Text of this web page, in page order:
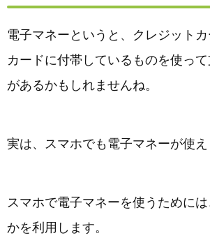
電子マネーというと、クレジット
カードに付帯しているものを使っ
があるかもしれませんね。
実は、スマホでも電子マネーが使え
スマホで電子マネーを使うために
かを利用します。